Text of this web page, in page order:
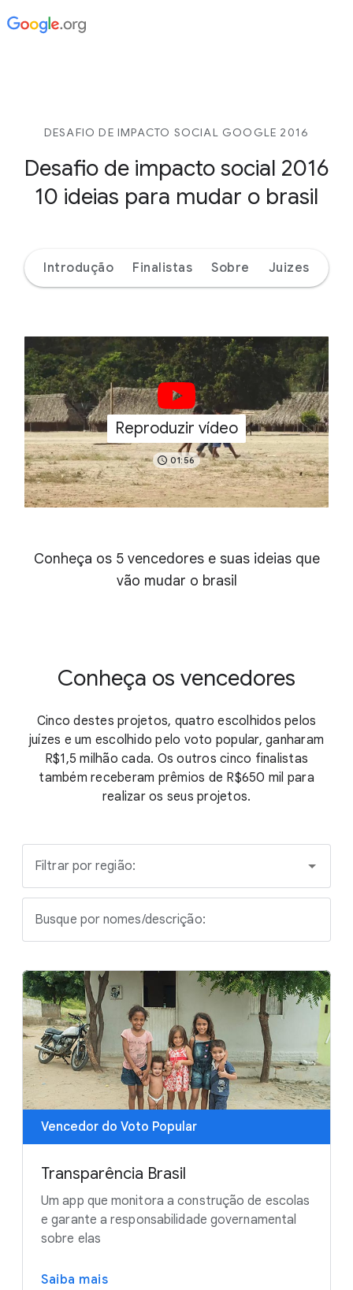
DESAFIO DE IMPACTO SOCIAL GOOGLE 2016
Desafio de impacto social 2016
10 ideias para mudar o brasil
Introdução Finalistas Sobre Juizes
Reproduzir vídeo
01:56
Conheça os 5 vencedores e suas ideias que
vão mudar o brasil
Conheça os vencedores
Cinco destes projetos, quatro escolhidos pelos
juízes e um escolhido pelo voto popular, ganharam
R$1,5 milhão cada. Os outros cinco finalistas
também receberam prêmios de R$650 mil para
realizar os seus projetos.
Filtrar por região:
Busque por nomes/descrição:
Vencedor do Voto Popular
Transparência Brasil
Um app que monitora a construção de escolas
e garante a responsabilidade governamental
sobre elas
Saiba mais